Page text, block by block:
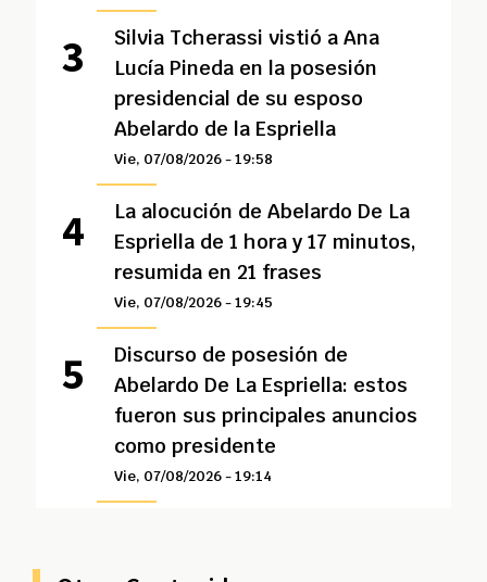
Silvia Tcherassi vistió a Ana
Lucía Pineda en la posesión
presidencial de su esposo
Abelardo de la Espriella
Vie, 07/08/2026 - 19:58
La alocución de Abelardo De La
Espriella de 1 hora y 17 minutos,
resumida en 21 frases
Vie, 07/08/2026 - 19:45
Discurso de posesión de
Abelardo De La Espriella: estos
fueron sus principales anuncios
como presidente
Vie, 07/08/2026 - 19:14